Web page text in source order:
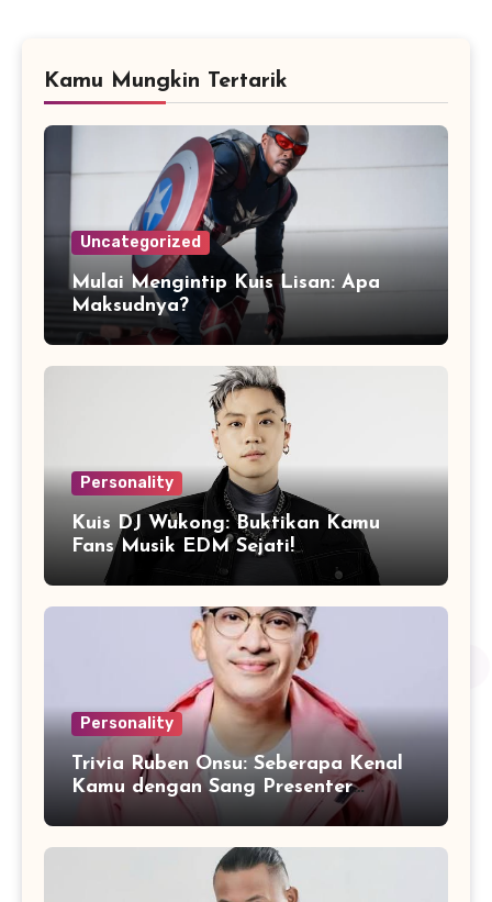
Kamu Mungkin Tertarik
Uncategorized
Mulai Mengintip Kuis Lisan: Apa
Maksudnya?
Personality
Kuis DJ Wukong: Buktikan Kamu
Fans Musik EDM Sejati!
Personality
Trivia Ruben Onsu: Seberapa Kenal
Kamu dengan Sang Presenter
Serbabisa?